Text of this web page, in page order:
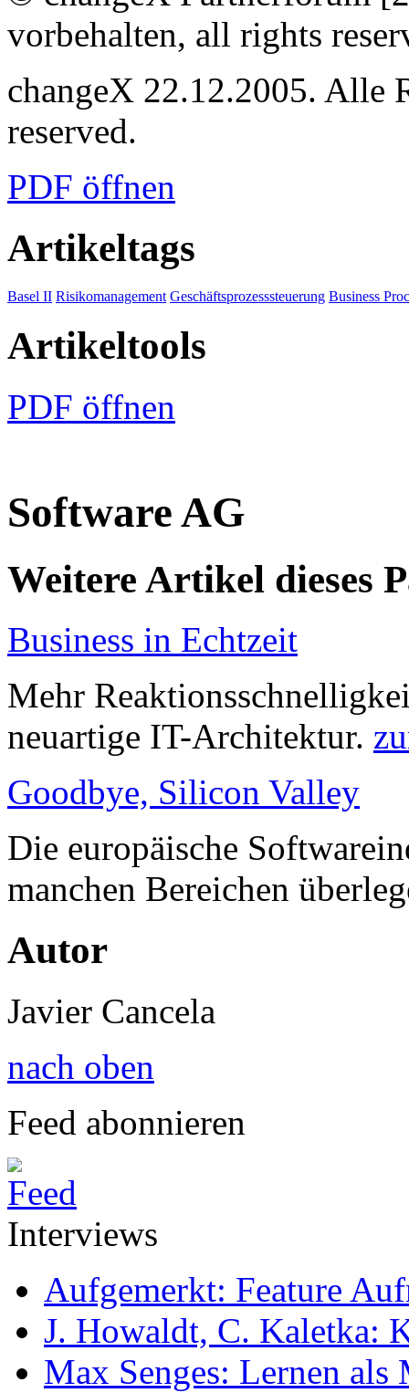
vorbehalten, all rights
changeX 22.12.2005. Alle
reserved.
PDF öffnen
Artikeltags
Basel II Risikomanagement Geschäftsprozesssteuerung Business
Artikeltools
PDF öffnen
Software AG
Weitere Artikel dieses
Business in Echtzeit
Mehr
neuartige IT-Architektur.
Goodbye, Silicon Valley
Die europäische
manchen Bereichen
Autor
Javier Cancela
nach oben
Feed abonnieren
Interviews
Aufgemerkt: Feature
J. Howaldt, C. Kaletka:
Max Senges: Lernen als